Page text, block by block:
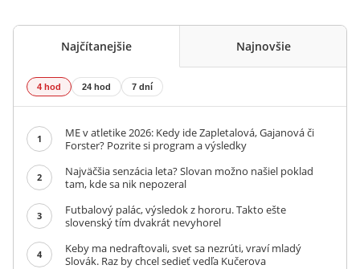
Najčítanejšie Najnovšie
4 hod 24 hod 7 dní
1
ME v atletike 2026: Kedy ide Zapletalová, Gajanová či
Forster? Pozrite si program a výsledky
2
Najväčšia senzácia leta? Slovan možno našiel poklad
tam, kde sa nik nepozeral
3
Futbalový palác, výsledok z hororu. Takto ešte
slovenský tím dvakrát nevyhorel
4
Keby ma nedraftovali, svet sa nezrúti, vraví mladý
Slovák. Raz by chcel sedieť vedľa Kučerova